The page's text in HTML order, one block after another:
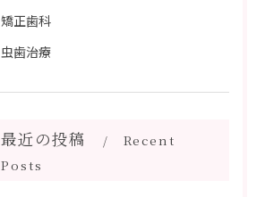
矯正歯科
虫歯治療
最近の投稿
Recent
Posts